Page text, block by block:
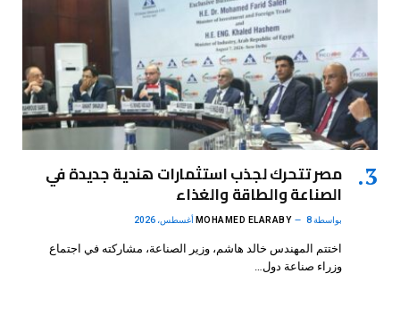
مصر تتحرك لجذب استثمارات هندية جديدة في
الصناعة والطاقة والغذاء
بواسطة MOHAMED ELARABY 8 أغسطس، 2026
اختتم المهندس خالد هاشم، وزير الصناعة، مشاركته في اجتماع
وزراء صناعة دول…